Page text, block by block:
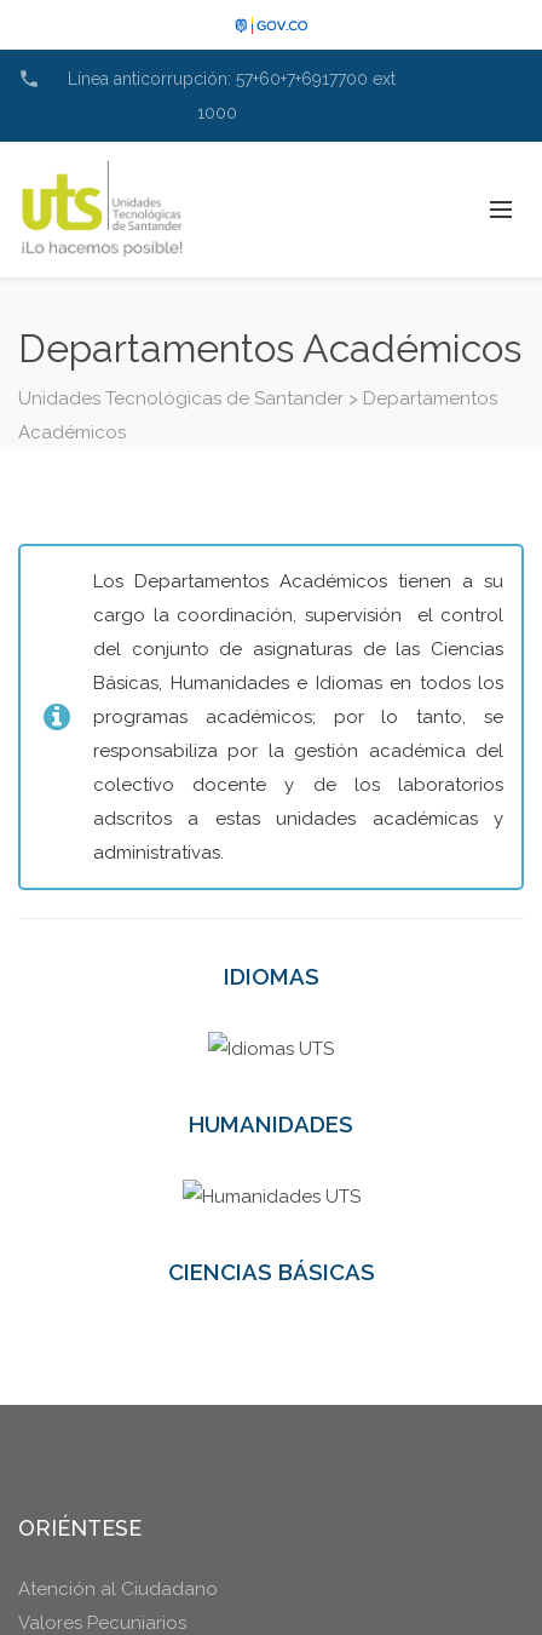
phone
Línea anticorrupción: 57+60+7+6917700 ext
1000
Departamentos Académicos
Unidades Tecnológicas de Santander > Departamentos
Académicos
Los Departamentos Académicos tienen a su
cargo la coordinación, supervisión el control
del conjunto de asignaturas de las Ciencias
Básicas, Humanidades e Idiomas en todos los
programas académicos; por lo tanto, se
responsabiliza por la gestión académica del
colectivo docente y de los laboratorios
adscritos a estas unidades académicas y
administrativas.
IDIOMAS
HUMANIDADES
CIENCIAS BÁSICAS
ORIÉNTESE
Atención al Ciudadano
Valores Pecuniarios